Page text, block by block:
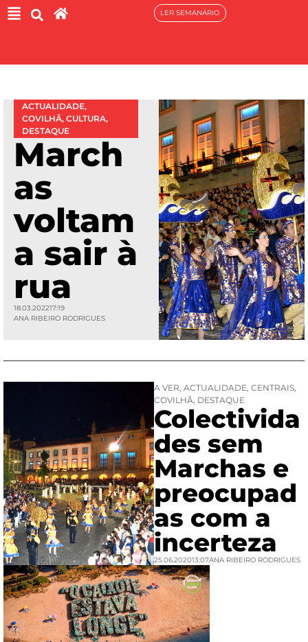
LER SEMANÁRIO
ACTUALIDADE,
COVILHÃ, CULTURA,
DESTAQUE
March
as
voltam
a sair à
rua
18.03.202217:19
ANA RIBEIRO RODRIGUES
A VER, ACTUALIDADE, CENTRAIS,
COVILHÃ, DESTAQUE
Colectivida
des sem
Marchas e
preocupad
as com a
incerteza
25.06.202013:07ANA RIBEIRO RODRIGUES